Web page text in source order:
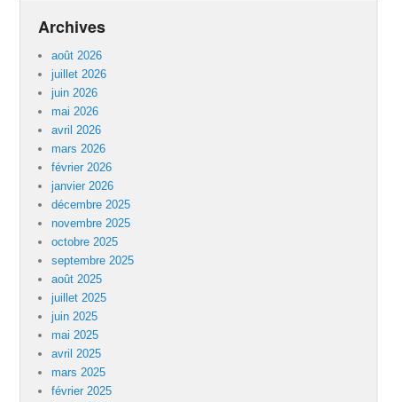
Archives
août 2026
juillet 2026
juin 2026
mai 2026
avril 2026
mars 2026
février 2026
janvier 2026
décembre 2025
novembre 2025
octobre 2025
septembre 2025
août 2025
juillet 2025
juin 2025
mai 2025
avril 2025
mars 2025
février 2025